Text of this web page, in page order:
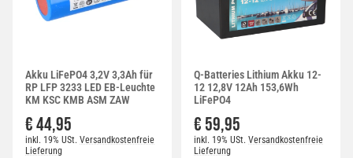
Akku LiFePO4 3,2V 3,3Ah für
RP LFP 3233 LED EB-Leuchte
KM KSC KMB ASM ZAW
€ 44,95
inkl. 19% USt. Versandkostenfreie
Lieferung
Q-Batteries Lithium Akku 12-
12 12,8V 12Ah 153,6Wh
LiFePO4
€ 59,95
inkl. 19% USt. Versandkostenfreie
Lieferung